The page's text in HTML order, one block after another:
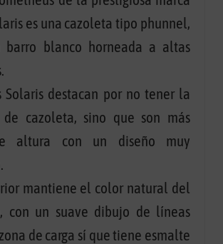
es una cazoleta tipo phunnel,
barro blanco horneada a altas
Solaris destacan por no tener la
cazoleta, sino que son más
altura con un diseño muy
mantiene el color natural del
con un suave dibujo de líneas
de carga sí que tiene esmalte